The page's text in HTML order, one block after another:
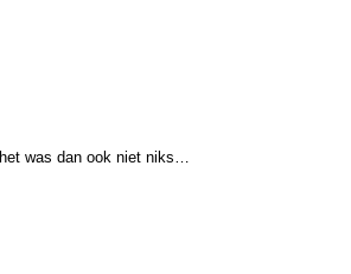
was dan ook niet niks…